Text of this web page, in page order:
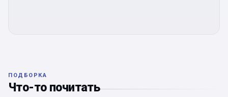
ПОДБОРКА
Что-то почитать